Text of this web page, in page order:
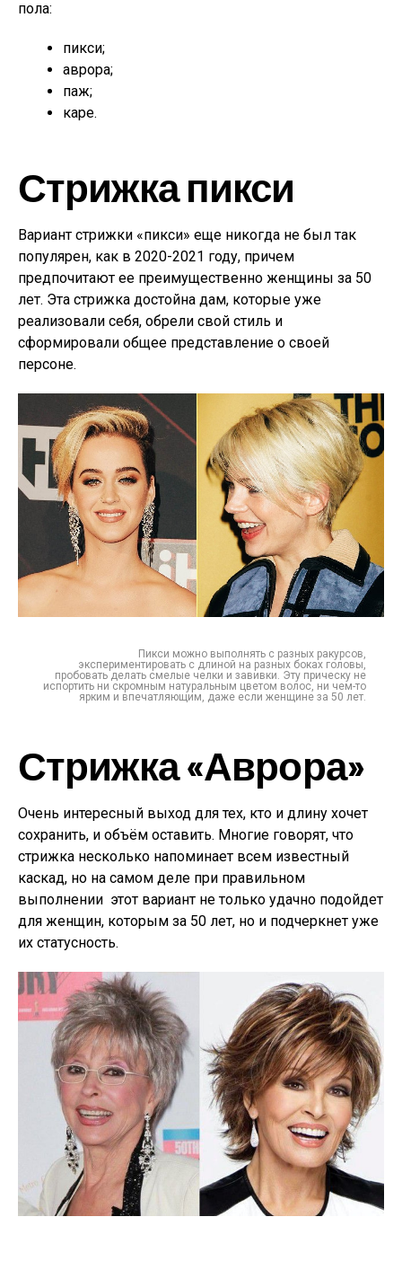
пола:
пикси;
аврора;
паж;
каре.
Стрижка пикси
Вариант стрижки «пикси» еще никогда не был так
популярен, как в 2020-2021 году, причем
предпочитают ее преимущественно женщины за 50
лет. Эта стрижка достойна дам, которые уже
реализовали себя, обрели свой стиль и
сформировали общее представление о своей
персоне.
Пикси можно выполнять с разных ракурсов,
экспериментировать с длиной на разных боках головы,
пробовать делать смелые челки и завивки. Эту прическу не
испортить ни скромным натуральным цветом волос, ни чем-то
ярким и впечатляющим, даже если женщине за 50 лет.
Стрижка «Аврора»
Очень интересный выход для тех, кто и длину хочет
сохранить, и объём оставить. Многие говорят, что
стрижка несколько напоминает всем известный
каскад, но на самом деле при правильном
выполнении этот вариант не только удачно подойдет
для женщин, которым за 50 лет, но и подчеркнет уже
их статусность.